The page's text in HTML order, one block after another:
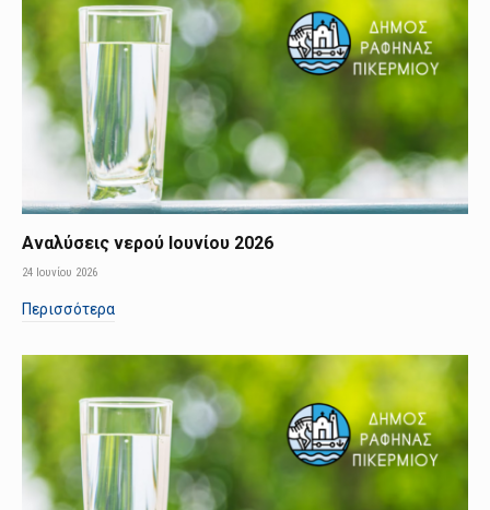
Αναλύσεις νερού Ιουνίου 2026
24 Ιουνίου 2026
Περισσότερα